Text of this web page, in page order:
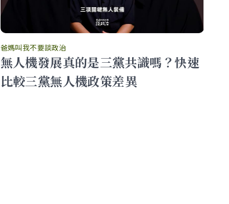
爸媽叫我不要談政治
無人機發展真的是三黨共識嗎？快速
比較三黨無人機政策差異